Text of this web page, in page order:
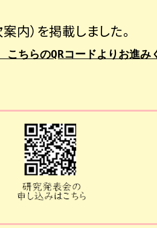
内）を掲載しました。
こちらのQRコードよりお進み